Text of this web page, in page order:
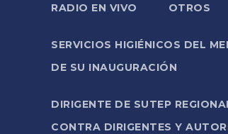
RADIO EN VIVO OTROS
SERVICIOS HIGIÉNICOS DEL
DE SU INAUGURACIÓN
DIRIGENTE DE SUTEP
CONTRA DIRIGENTES Y